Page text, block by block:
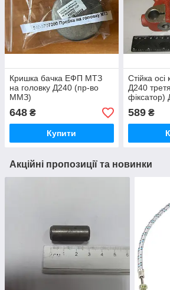
Кришка бачка ЕФП МТЗ
на головку Д240 (пр-во
ММЗ)
648 ₴
Купити
Стійка
Д240
фіксатор)
(ММЗ)
589₴
Акційні пропозиції та новинки